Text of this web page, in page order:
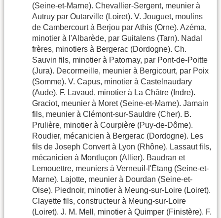
(Seine-et-Marne). Chevallier-Sergent, meunier à
Autruy par Outarville (Loiret). V. Jouguet, moulins
de Cambercourt à Berjou par Athis (Orne). Azéma,
minotier à l'Albarède, par Guitalens (Tarn). Nadal
frères, minotiers à Bergerac (Dordogne). Ch.
Sauvin fils, minotier à Patornay, par Pont-de-Poitte
(Jura). Decormeille, meunier à Bergicourt, par Poix
(Somme). V. Capus, minotier à Castelnaudary
(Aude). F. Lavaud, minotier à La Châtre (Indre).
Graciot, meunier à Moret (Seine-et-Marne). Jamain
fils, meunier à Clémont-sur-Sauldre (Cher). B.
Prulière, minotier à Courpière (Puy-de-Dôme).
Roudier, mécanicien à Bergerac (Dordogne). Les
fils de Joseph Convert à Lyon (Rhône). Lassaut fils,
mécanicien à Montluçon (Allier). Baudran et
Lemouettre, meuniers à Verneuil-l'Étang (Seine-et-
Marne). Lajotte, meunier à Dourdan (Seine-et-
Oise). Piednoir, minotier à Meung-sur-Loire (Loiret).
Clayette fils, constructeur à Meung-sur-Loire
(Loiret). J. M. Mell, minotier à Quimper (Finistère). F.